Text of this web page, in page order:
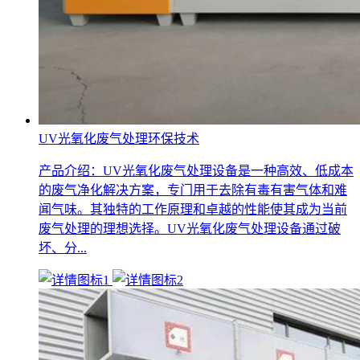
UV光氧化废气处理环保技术
产品介绍：UV光氧化废气处理设备是一种高效、低成本
的废气净化解决方案，专门用于去除有毒有害气体和难
闻气味。其独特的工作原理和卓越的性能使其成为当前
废气处理的理想选择。UV光氧化废气处理设备通过破
坏、分...